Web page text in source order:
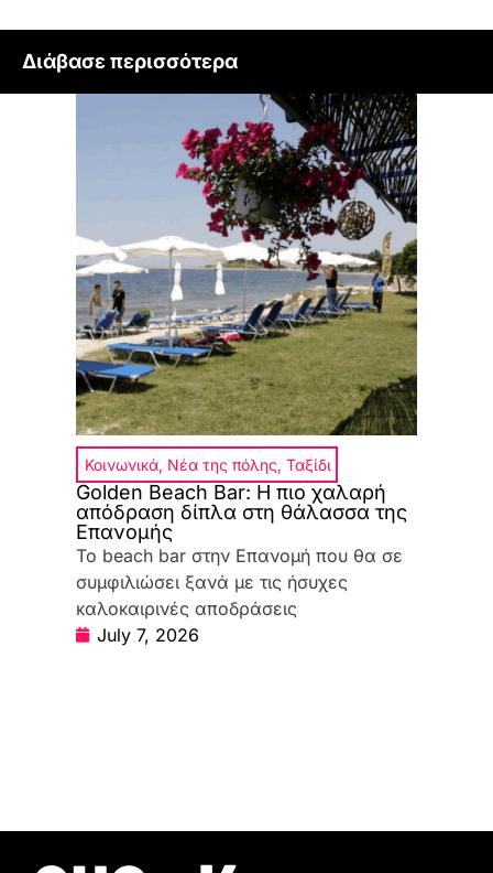
Διάβασε περισσότερα
Κοινωνικά, Νέα της πόλης, Ταξίδι
Golden Beach Bar: Η πιο χαλαρή
απόδραση δίπλα στη θάλασσα της
Επανομής
Το beach bar στην Επανομή που θα σε
συμφιλιώσει ξανά με τις ήσυχες
καλοκαιρινές αποδράσεις
July 7, 2026